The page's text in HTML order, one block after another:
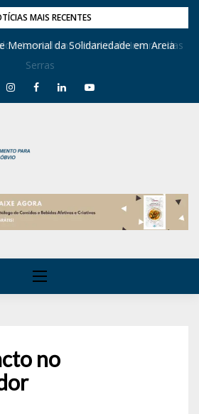
MAIS RECENTES
Azevedo no Festival de Inverno das
Serras
Memorial da Solidariedade em Areia
no